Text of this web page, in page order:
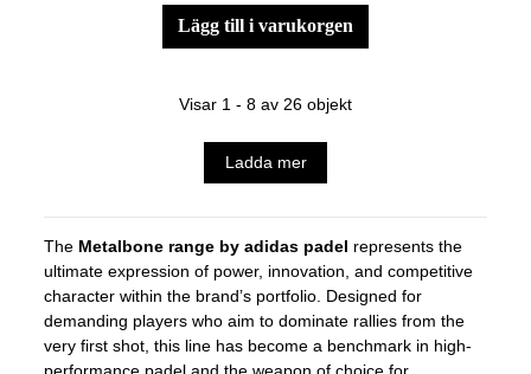
lägg till i varukorgen
Visar 1 - 8 av 26 objekt
Ladda mer
The Metalbone range by adidas padel represents the
ultimate expression of power, innovation, and competitive
character within the brand’s portfolio. Designed for
demanding players who aim to dominate rallies from the
very first shot, this line has become a benchmark in high-
performance padel and the weapon of choice for